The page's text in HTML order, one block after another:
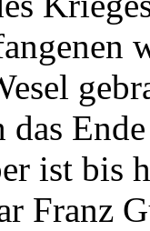
das
ist bis
Franz